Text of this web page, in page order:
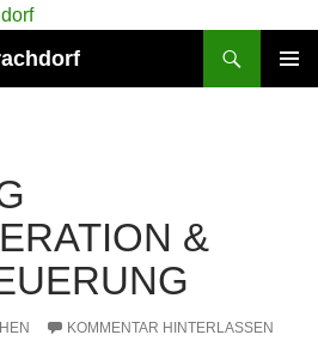
&
KOMMENTAR HINTERLASSEN